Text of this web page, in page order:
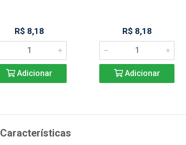
R$ 8,18
Adicionar
R$ 8,18
Adicionar
Características